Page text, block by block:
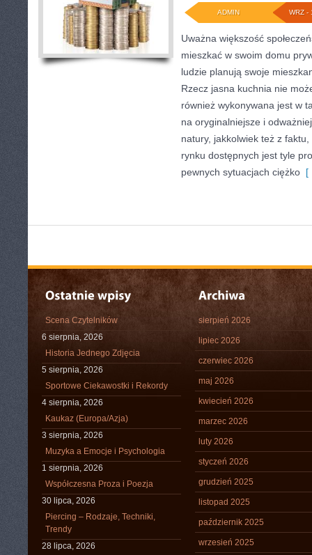
WRZ -
ADMIN
Uważna większość
mieszkać w swoim domu
ludzie planują swoje
Rzecz jasna kuchnia nie
również wykonywana jest w
na oryginalniejsze i
natury, jakkolwiek też z
rynku dostępnych jest tyle
pewnych sytuacjach ciężko [
Scena Czytelników
6 sierpnia, 2026
Historia Jednego Zdjęcia
5 sierpnia, 2026
Sportowe Ciekawostki i Rekordy
4 sierpnia, 2026
Kaukaz (Europa/Azja)
3 sierpnia, 2026
Muzyka a Emocje i Psychologia
1 sierpnia, 2026
Współczesna Proza i Poezja
30 lipca, 2026
Piercing – Rodzaje, Techniki,
Trendy
28 lipca, 2026
sierpień 2026
lipiec 2026
czerwiec 2026
maj 2026
kwiecień 2026
marzec 2026
luty 2026
styczeń 2026
grudzień 2025
listopad 2025
październik 2025
wrzesień 2025